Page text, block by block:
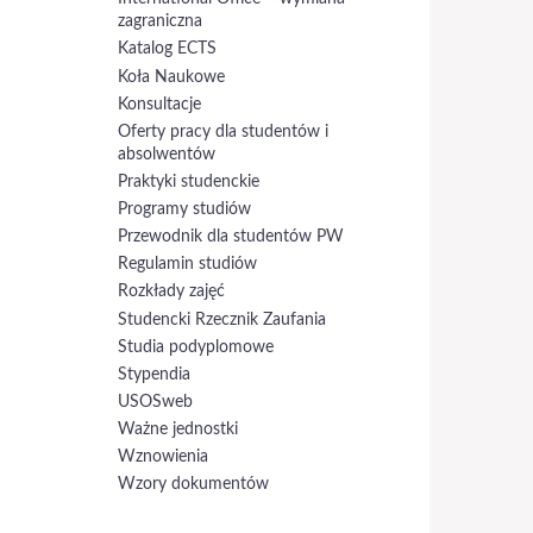
zagraniczna
Katalog ECTS
Koła Naukowe
Konsultacje
Oferty pracy dla studentów i
absolwentów
Praktyki studenckie
Programy studiów
Przewodnik dla studentów PW
Regulamin studiów
Rozkłady zajęć
Studencki Rzecznik Zaufania
Studia podyplomowe
Stypendia
USOSweb
Ważne jednostki
Wznowienia
Wzory dokumentów